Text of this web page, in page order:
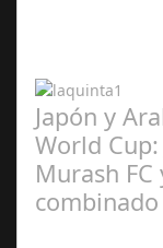
Japón y
World
Murash
combinado